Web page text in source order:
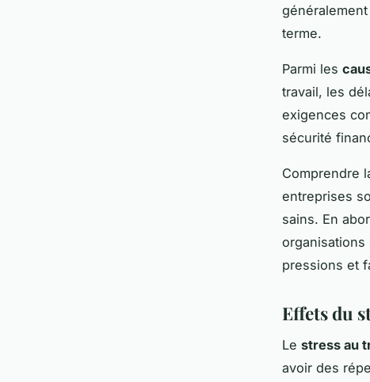
terme.
Parmi les
travail, les
exigences
sécurité
Comprendre
entreprises
sains. En
pressions et
Effets du
Le stress au
avoir des